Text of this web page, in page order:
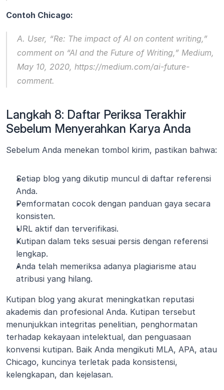
Contoh Chicago:
A. User, “Re: The impact of AI on content writing,”
comment on “AI and the Future of Writing,” Medium,
May 10, 2020, https://medium.com/ai-future-
comment.
Langkah 8: Daftar Periksa Terakhir
Sebelum Menyerahkan Karya Anda
Sebelum Anda menekan tombol kirim, pastikan bahwa:
Setiap blog yang dikutip muncul di daftar referensi
Anda.
Pemformatan cocok dengan panduan gaya secara
konsisten.
URL aktif dan terverifikasi.
Kutipan dalam teks sesuai persis dengan referensi
lengkap.
Anda telah memeriksa adanya plagiarisme atau
atribusi yang hilang.
Kutipan blog yang akurat meningkatkan reputasi
akademis dan profesional Anda. Kutipan tersebut
menunjukkan integritas penelitian, penghormatan
terhadap kekayaan intelektual, dan penguasaan
konvensi kutipan. Baik Anda mengikuti MLA, APA, atau
Chicago, kuncinya terletak pada konsistensi,
kelengkapan, dan kejelasan.